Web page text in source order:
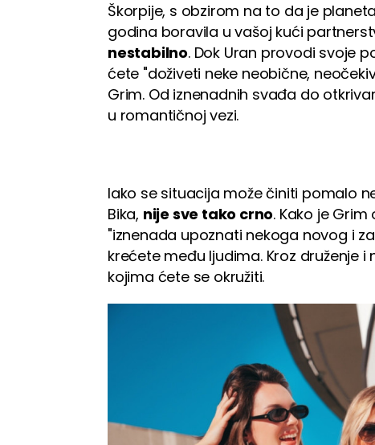
Škorpije, s obzirom na to da je
godina boravila u vašoj kući
nestabilno. Dok Uran provodi svoje
ćete "doživeti neke neobične,
Grim. Od iznenadnih svađa do
u romantičnoj vezi.
Iako se situacija može činiti pomalo
Bika, nije sve tako crno. Kako je
"iznenada upoznati nekoga novog i
krećete među ljudima. Kroz druženje
kojima ćete se okružiti.